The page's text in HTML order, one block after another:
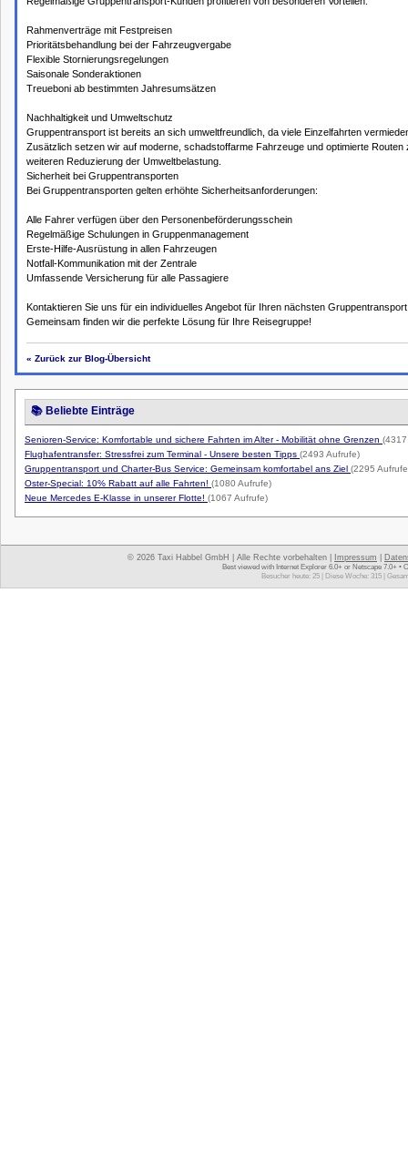
Rahmenverträge mit Festpreisen
Prioritätsbehandlung bei der Fahrzeugvergabe
Flexible Stornierungsregelungen
Saisonale Sonderaktionen
Treueboni ab bestimmten Jahresumsätzen
Nachhaltigkeit und Umweltschutz
Gruppentransport ist bereits an sich umweltfreundlich, da viele Einzelfahrten
Zusätzlich setzen wir auf moderne, schadstoffarme Fahrzeuge und optimierte Routen
weiteren Reduzierung der Umweltbelastung.
Sicherheit bei Gruppentransporten
Bei Gruppentransporten gelten erhöhte Sicherheitsanforderungen:
Alle Fahrer verfügen über den Personenbeförderungsschein
Regelmäßige Schulungen in Gruppenmanagement
Erste-Hilfe-Ausrüstung in allen Fahrzeugen
Notfall-Kommunikation mit der Zentrale
Umfassende Versicherung für alle Passagiere
Kontaktieren Sie uns für ein individuelles Angebot für Ihren nächsten
Gemeinsam finden wir die perfekte Lösung für Ihre Reisegruppe!
« Zurück zur Blog-Übersicht
📚 Beliebte Einträge
Senioren-Service: Komfortable und sichere Fahrten im Alter - Mobilität ohne Grenzen
Flughafentransfer: Stressfrei zum Terminal - Unsere besten Tipps (2493 Aufrufe)
Gruppentransport und Charter-Bus Service: Gemeinsam komfortabel ans Ziel (2295
Oster-Special: 10% Rabatt auf alle Fahrten! (1080 Aufrufe)
Neue Mercedes E-Klasse in unserer Flotte! (1067 Aufrufe)
© 2026 Taxi Habbel GmbH | Alle Rechte vorbehalten | Impressum
Best viewed with Internet Explorer 6.0+ or Netscape 7.0+ •
Besucher heute: 25 | Diese Woche: 315 |